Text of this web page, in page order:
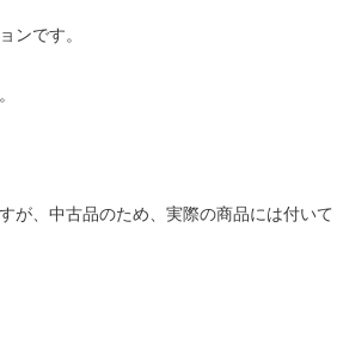
ンです。
が、中古品のため、実際の商品には付いて